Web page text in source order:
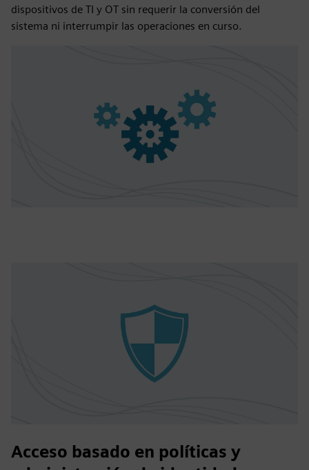
dispositivos de TI y OT sin requerir la conversión del
sistema ni interrumpir las operaciones en curso.
Acceso basado en políticas y